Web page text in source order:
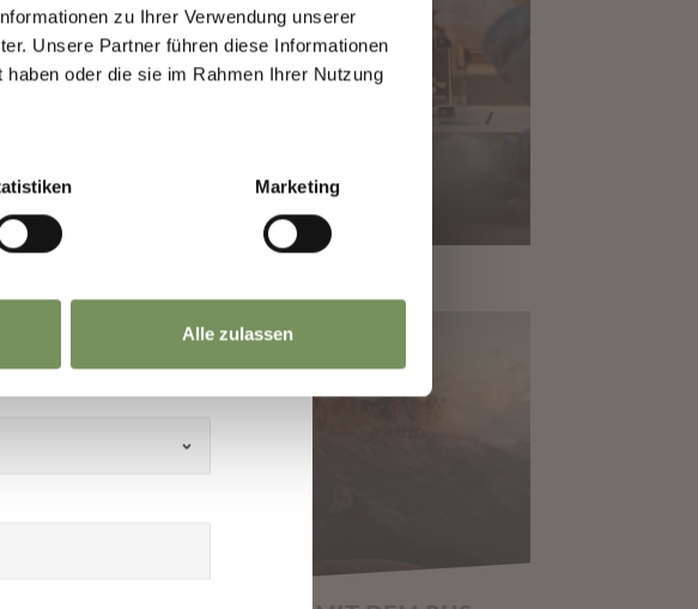
zu Ihrer Verwendung unserer
Unsere Partner führen diese Informationen
oder die sie im Rahmen Ihrer Nutzung
Marketing
Alle zulassen